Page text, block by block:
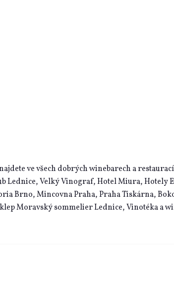
ve všech dobrých winebarech a
Lednice, Velký Vinograf, Hotel Miura, Hotely
Brno, Mincovna Praha, Praha Tiskárna,
Moravský sommelier Lednice, Vinotéka a